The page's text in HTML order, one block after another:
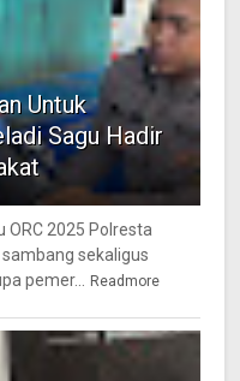
Untuk
Sagu Hadir
ORC 2025 Polresta
sekaligus
pemer... Readmore